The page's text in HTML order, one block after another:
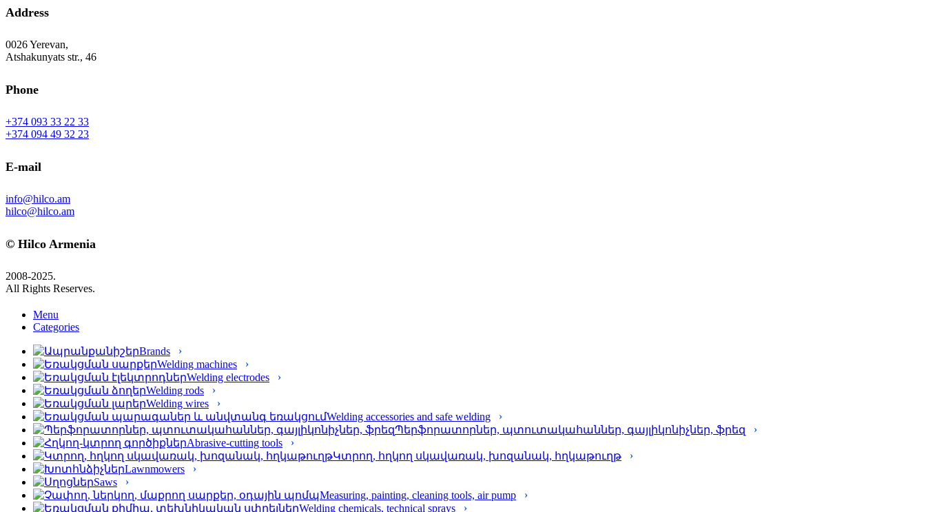
Address
0026 Yerevan,
Atshakunyats str., 46
Phone
+374 093 33 22 33
+374 094 49 32 23
E-mail
info@hilco.am
hilco@hilco.am
© Hilco Armenia
2008-2025.
All Rights Reserves.
Menu
Categories
Brands
Welding machines
Welding electrodes
Welding rods
Welding wires
Welding accessories and safe welding
Պերֆորա­տորներ, պտուտակահաններ, գայլիկոնիչներ, ֆրեզ
Abrasive-cutting tools
Կտրող, հղկող սկավառակ, խոզանակ, հղկաթուղթ
Lawnmowers
Saws
Measuring, painting, cleaning tools, air pump
Welding chemicals, technical sprays